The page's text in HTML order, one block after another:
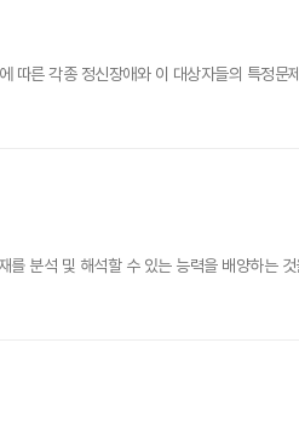
른 각종 정신장애와 이 대상자들의 특정문
를 분석 및 해석할 수 있는 능력을 배양하는